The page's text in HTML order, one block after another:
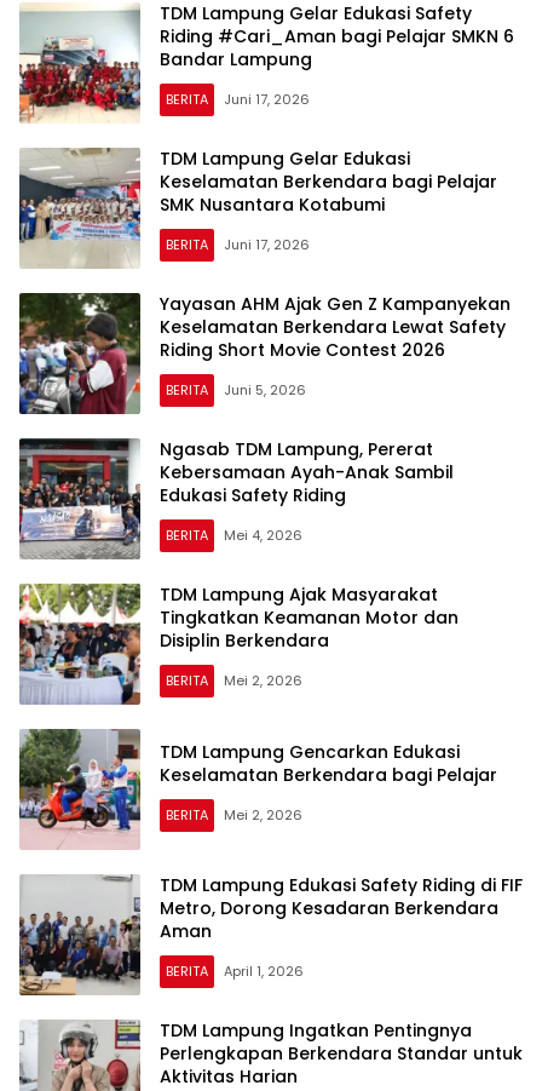
TDM Lampung Gelar Edukasi Safety
Riding #Cari_Aman bagi Pelajar SMKN 6
Bandar Lampung
BERITA Juni 17, 2026
TDM Lampung Gelar Edukasi
Keselamatan Berkendara bagi Pelajar
SMK Nusantara Kotabumi
BERITA Juni 17, 2026
Yayasan AHM Ajak Gen Z Kampanyekan
Keselamatan Berkendara Lewat Safety
Riding Short Movie Contest 2026
BERITA Juni 5, 2026
Ngasab TDM Lampung, Pererat
Kebersamaan Ayah-Anak Sambil
Edukasi Safety Riding
BERITA Mei 4, 2026
TDM Lampung Ajak Masyarakat
Tingkatkan Keamanan Motor dan
Disiplin Berkendara
BERITA Mei 2, 2026
TDM Lampung Gencarkan Edukasi
Keselamatan Berkendara bagi Pelajar
BERITA Mei 2, 2026
TDM Lampung Edukasi Safety Riding di FIF
Metro, Dorong Kesadaran Berkendara
Aman
BERITA April 1, 2026
TDM Lampung Ingatkan Pentingnya
Perlengkapan Berkendara Standar untuk
Aktivitas Harian